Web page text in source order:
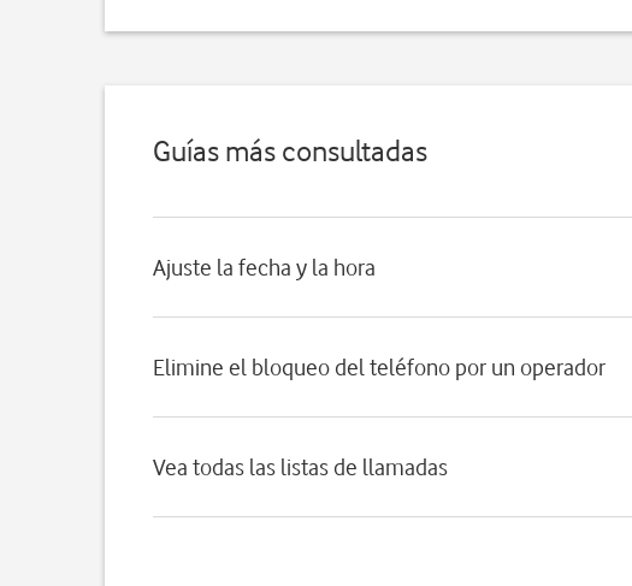
Guías más consultadas
Ajuste la fecha y la hora
Elimine el bloqueo del teléfono por un operador
Vea todas las listas de llamadas